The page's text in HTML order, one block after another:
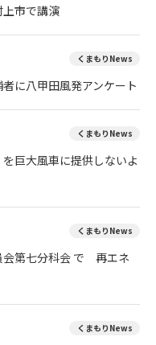
市で講演
くまもりNews
に八甲田風発アンケート
くまもりNews
巨大風車に提供しないよ
くまもりNews
第七分科会 で 再エネ
くまもりNews